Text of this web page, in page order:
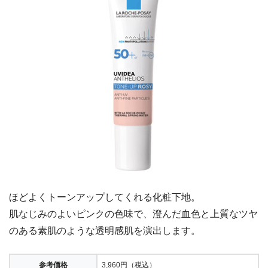
ほどよくトーンアップしてくれる化粧下地。
肌なじみのよいピンクの色味で、澄んだ血色と上質なツヤ
のある素肌のような透明感肌を演出します。
参考価格 3,960円（税込）